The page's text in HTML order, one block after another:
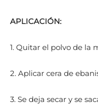
APLICACIÓN:
1. Quitar el polvo de la
2. Aplicar cera de
3. Se deja secar y se